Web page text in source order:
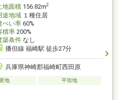
地面積156.82m2
途地域１種住居
ぺい率60%
積率200%
築条件なし
播但線 福崎駅 徒歩27分
兵庫県神崎郡福崎町西田原
地
平坦地